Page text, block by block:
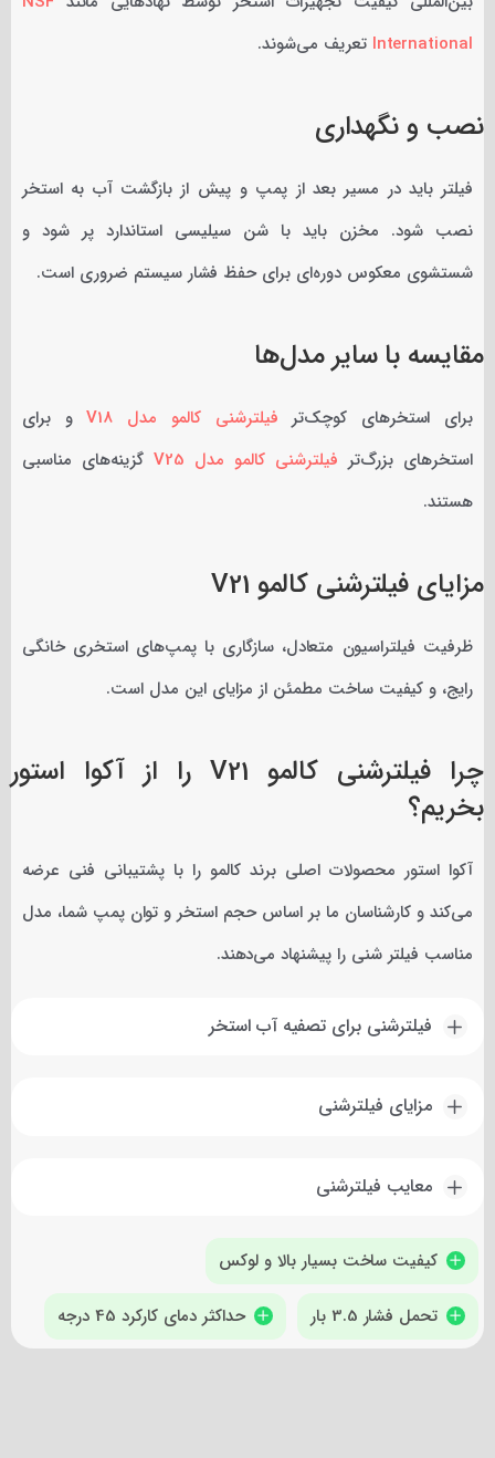
International تعریف می‌شوند.
نصب و نگهداری
فیلتر باید در مسیر بعد از پمپ و پیش از بازگشت آب به استخر
نصب شود. مخزن باید با شن سیلیسی استاندارد پر شود و
شستشوی معکوس دوره‌ای برای حفظ فشار سیستم ضروری است.
مقایسه با سایر مدل‌ها
برای استخرهای کوچک‌تر فیلترشنی کالمو مدل V18
و برای
استخرهای بزرگ‌تر فیلترشنی کالمو مدل V25
گزینه‌های مناسبی
هستند.
مزایای فیلترشنی کالمو V21
ظرفیت فیلتراسیون متعادل، سازگاری با پمپ‌های استخری خانگی
رایج، و کیفیت ساخت مطمئن از مزایای این مدل است.
چرا فیلترشنی کالمو V21 را از آکوا استور
بخریم؟
آکوا استور محصولات اصلی برند کالمو را با پشتیبانی فنی عرضه
می‌کند و کارشناسان ما بر اساس حجم استخر و توان پمپ شما، مدل
مناسب فیلتر شنی را پیشنهاد می‌دهند.
فیلترشنی برای تصفیه آب استخر
مزایای فیلترشنی
معایب فیلترشنی
کیفیت ساخت بسیار بالا و لوکس
تحمل فشار 3.5 بار حداکثر دمای کارکرد 45 درجه